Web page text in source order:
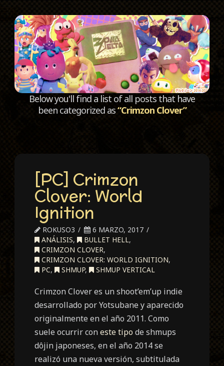
Below you'll find a list of all posts that have
been categorized as“Crimzon Clover”
[PC] Crimzon
Clover: World
Ignition
ROKUSO3
6 MARZO, 2017
ANÁLISIS, BULLET HELL,
CRIMZON CLOVER,
CRIMZON CLOVER: WORLD IGNITION,
PC, SHMUP, SHMUP VERTICAL
Crimzon Clover es un shoot’em’up indie
desarrollado por Yotsubane y aparecido
originalmente en el año 2011. Como
suele ocurrir coneste tipode shmups
dôjin japoneses, en el año 2014 se
realizó una nueva versión, subtitulada